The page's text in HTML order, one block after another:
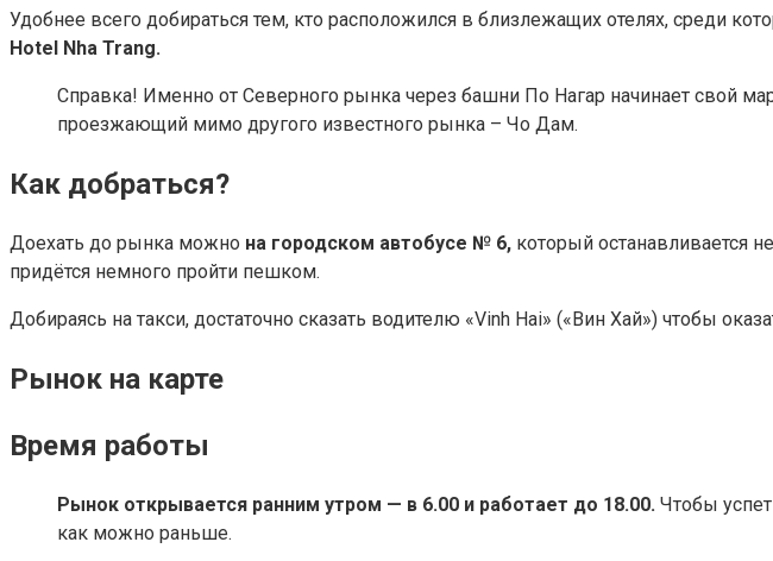
Удобнее всего добираться тем, кто расположился в близлежащих отелях, среди
Hotel Nha Trang.
Справка! Именно от Северного рынка через башни По Нагар начинает свой
проезжающий мимо другого известного рынка – Чо Дам.
Как добраться?
Доехать до рынка можно на городском автобусе № 6, который останавливается
придётся немного пройти пешком.
Добираясь на такси, достаточно сказать водителю «Vinh Hai» («Вин Хай») чтобы
Рынок на карте
Время работы
Рынок открывается ранним утром — в 6.00 и работает до 18.00. Чтобы
как можно раньше.